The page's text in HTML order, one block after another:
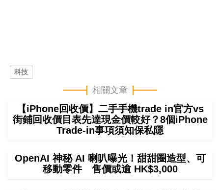
科技
相關文章
【iPhone回收價】二手手機trade in官方vs
街鋪回收價目表先達現金價較好？8個iPhone
Trade-in事項須知保私隱
OpenAI 神秘 AI 喇叭曝光！甜甜圈造型、可
移動零件 售價或逾 HK$3,000